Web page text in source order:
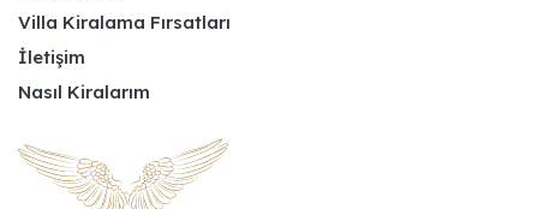
Villa Kiralama Fırsatları
İletişim
Nasıl Kiralarım